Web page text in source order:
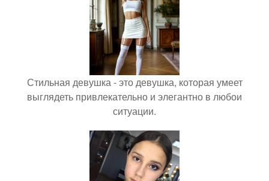
Стильная девушка - это девушка, которая умеет
выглядеть привлекательно и элегантно в любои
ситуации.